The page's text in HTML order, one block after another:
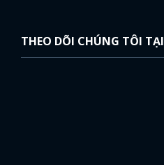
THEO DÕI CHÚNG TÔI TẠI